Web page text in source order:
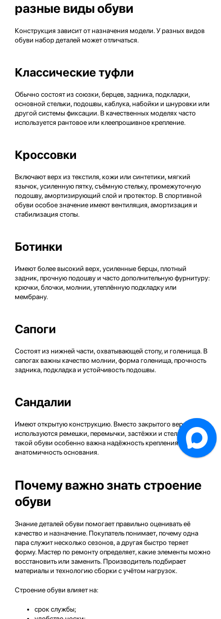
разные виды обуви
Конструкция зависит от назначения модели. У разных видов
обуви набор деталей может отличаться.
Классические туфли
Обычно состоят из союзки, берцев, задника, подкладки,
основной стельки, подошвы, каблука, набойки и шнуровки или
другой системы фиксации. В качественных моделях часто
используется рантовое или клеепрошивное крепление.
Кроссовки
Включают верх из текстиля, кожи или синтетики, мягкий
язычок, усиленную пятку, съёмную стельку, промежуточную
подошву, амортизирующий слой и протектор. В спортивной
обуви особое значение имеют вентиляция, амортизация и
стабилизация стопы.
Ботинки
Имеют более высокий верх, усиленные берцы, плотный
задник, прочную подошву и часто дополнительную фурнитуру:
крючки, блочки, молнии, утеплённую подкладку или
мембрану.
Сапоги
Состоят из нижней части, охватывающей стопу, и голенища. В
сапогах важны качество молнии, форма голенища, прочность
задника, подкладка и устойчивость подошвы.
Сандалии
Имеют открытую конструкцию. Вместо закрытого верха
используются ремешки, перемычки, застёжки и стелька. В
такой обуви особенно важна надёжность крепления ремней и
анатомичность основания.
Почему важно знать строение
обуви
Знание деталей обуви помогает правильно оценивать её
качество и назначение. Покупатель понимает, почему одна
пара служит несколько сезонов, а другая быстро теряет
форму. Мастер по ремонту определяет, какие элементы можно
восстановить или заменить. Производитель подбирает
материалы и технологию сборки с учётом нагрузок.
Строение обуви влияет на:
срок службы;